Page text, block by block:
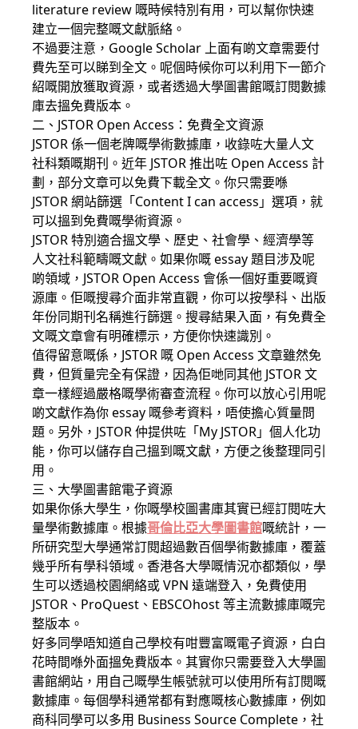
literature review 嘅時候特別有用，可以幫你快速
建立一個完整嘅文獻脈絡。
不過要注意，Google Scholar 上面有啲文章需要付
費先至可以睇到全文。呢個時候你可以利用下一節介
紹嘅開放獲取資源，或者透過大學圖書館嘅訂閱數據
庫去搵免費版本。
二、JSTOR Open Access：免費全文資源
JSTOR 係一個老牌嘅學術數據庫，收錄咗大量人文
社科類嘅期刊。近年 JSTOR 推出咗 Open Access 計
劃，部分文章可以免費下載全文。你只需要喺
JSTOR 網站篩選「Content I can access」選項，就
可以搵到免費嘅學術資源。
JSTOR 特別適合搵文學、歷史、社會學、經濟學等
人文社科範疇嘅文獻。如果你嘅 essay 題目涉及呢
啲領域，JSTOR Open Access 會係一個好重要嘅資
源庫。佢嘅搜尋介面非常直觀，你可以按學科、出版
年份同期刊名稱進行篩選。搜尋結果入面，有免費全
文嘅文章會有明確標示，方便你快速識別。
值得留意嘅係，JSTOR 嘅 Open Access 文章雖然免
費，但質量完全有保證，因為佢哋同其他 JSTOR 文
章一樣經過嚴格嘅學術審查流程。你可以放心引用呢
啲文獻作為你 essay 嘅參考資料，唔使擔心質量問
題。另外，JSTOR 仲提供咗「My JSTOR」個人化功
能，你可以儲存自己搵到嘅文獻，方便之後整理同引
用。
三、大學圖書館電子資源
如果你係大學生，你嘅學校圖書庫其實已經訂閱咗大
量學術數據庫。根據哥倫比亞大學圖書館嘅統計，一
所研究型大學通常訂閱超過數百個學術數據庫，覆蓋
幾乎所有學科領域。香港各大學嘅情況亦都類似，學
生可以透過校園網絡或 VPN 遠端登入，免費使用
JSTOR、ProQuest、EBSCOhost 等主流數據庫嘅完
整版本。
好多同學唔知道自己學校有咁豐富嘅電子資源，白白
花時間喺外面搵免費版本。其實你只需要登入大學圖
書館網站，用自己嘅學生帳號就可以使用所有訂閱嘅
數據庫。每個學科通常都有對應嘅核心數據庫，例如
商科同學可以多用 Business Source Complete，社